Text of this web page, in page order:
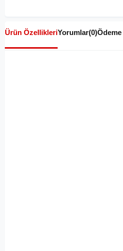
Ürün ÖzellikleriYorumlar(0)